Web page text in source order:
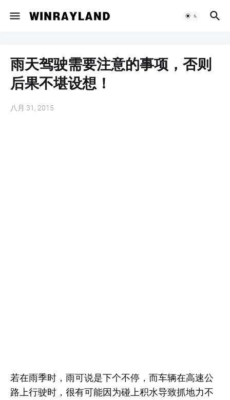
雨天驾驶需要注意的事项，否则
后果不堪设想！
八月 31, 2015
若在雨季时，雨可说是下个不停，而车辆在高速公
路上行驶时，很有可能因为碰上积水导致抓地力不